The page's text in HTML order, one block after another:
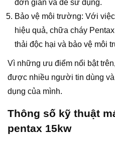
đơn giản và dễ sử dụng.
Bảo vệ môi trường: Với
hiệu quả, chữa cháy
thải độc hại và bảo vệ môi
Vì những ưu điểm nổi bật
được nhiều người tin dùng
dụng của mình.
Thông số kỹ thuật
pentax 15kw